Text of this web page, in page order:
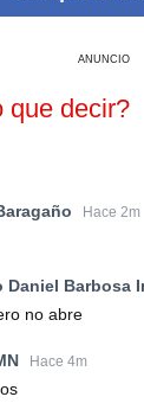
ANUNCIO
que decir?
Hace 2m
Daniel Barbosa
no abre
Hace 4m